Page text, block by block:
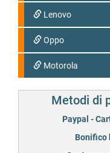
Lenovo
Oppo
Motorola
Metodi di
Paypal -
Bonifico